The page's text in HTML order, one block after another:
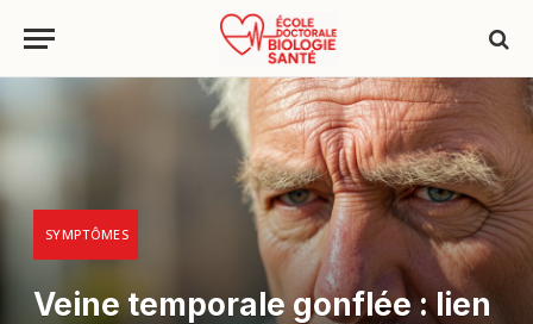
SYMPTÔMES
Veine temporale gonflée : lien